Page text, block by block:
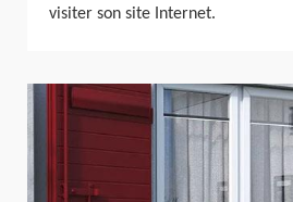
visiter son site Internet.